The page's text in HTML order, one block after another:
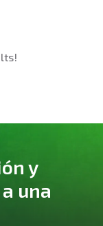
y
una